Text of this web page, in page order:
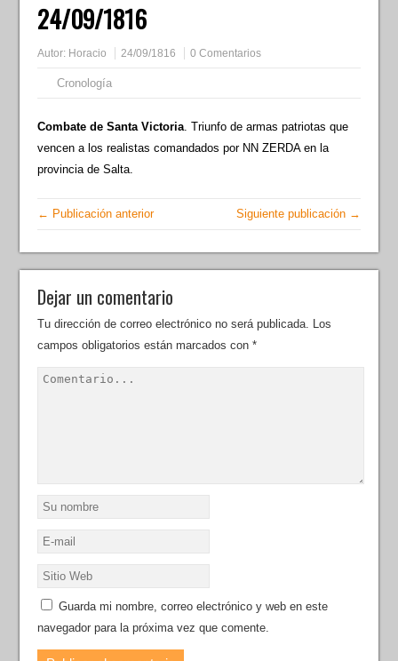
24/09/1816
Autor: Horacio 24/09/1816 0 Comentarios
Cronología
Combate de Santa Victoria. Triunfo de armas patriotas que
vencen a los realistas comandados por NN ZERDA en la
provincia de Salta.
← Publicación anterior Siguiente publicación →
Dejar un comentario
Tu dirección de correo electrónico no será publicada. Los
campos obligatorios están marcados con*
Guarda mi nombre, correo electrónico y web en este
navegador para la próxima vez que comente.